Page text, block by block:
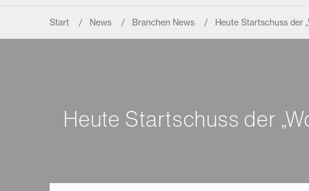
Start News Branchen News Heute Startschuss der
Heute Startschuss der